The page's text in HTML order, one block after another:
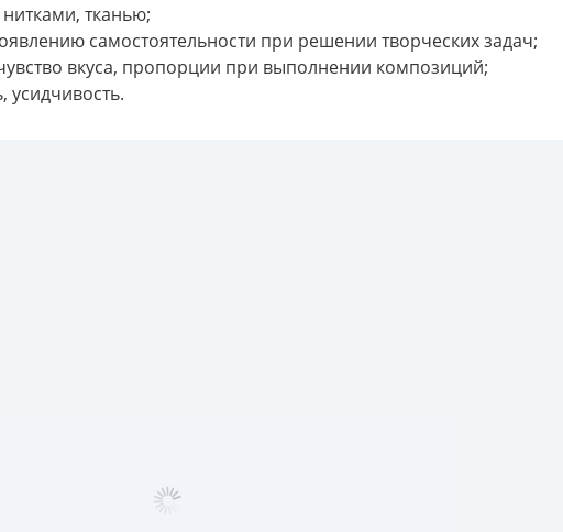
тканью;
самостоятельности при решении творческих задач;
вкуса, пропорции при выполнении композиций;
усидчивость.